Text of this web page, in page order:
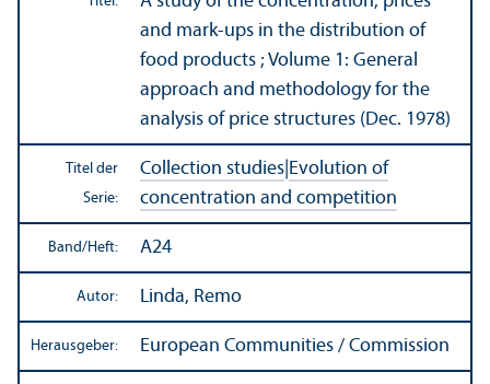
and mark-ups in the distribution of
food products ; Volume 1: General
approach and methodology for the
analysis of price structures (Dec. 1978)
Titel der
Serie:
Collection studies Evolution of
concentration and competition
Band/Heft: A24
Autor: Linda, Remo
Herausgeber: European Communities / Commission